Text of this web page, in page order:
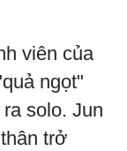
viên của
ngọt"
solo. Jun
trở